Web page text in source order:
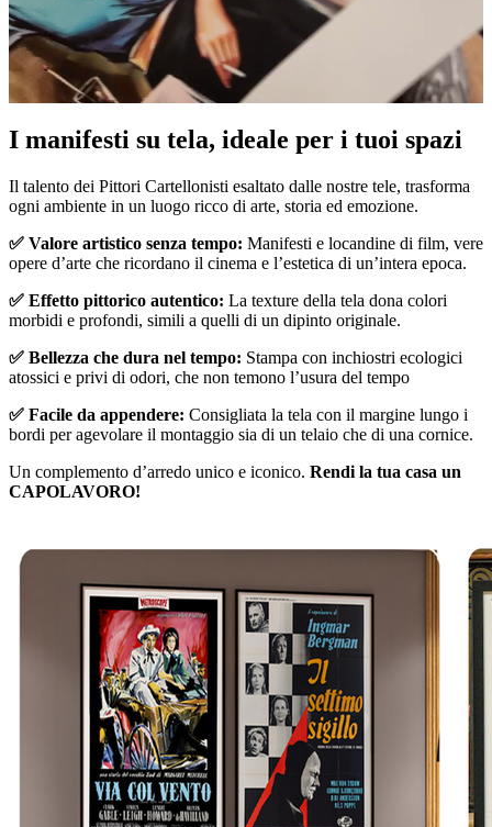
I manifesti su tela, ideale per i tuoi spazi
Il talento dei Pittori Cartellonisti esaltato dalle nostre tele, trasforma
ogni ambiente in un luogo ricco di arte, storia ed emozione.
✅ Valore artistico senza tempo: Manifesti e locandine di film, vere
opere d’arte che ricordano il cinema e l’estetica di un’intera epoca.
✅ Effetto pittorico autentico: La texture della tela dona colori
morbidi e profondi, simili a quelli di un dipinto originale.
✅ Bellezza che dura nel tempo: Stampa con inchiostri ecologici
atossici e privi di odori, che non temono l’usura del tempo
✅ Facile da appendere: Consigliata la tela con il margine lungo i
bordi per agevolare il montaggio sia di un telaio che di una cornice.
Un complemento d’arredo unico e iconico. Rendi la tua casa un
CAPOLAVORO!